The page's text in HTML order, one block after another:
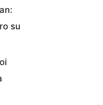
su